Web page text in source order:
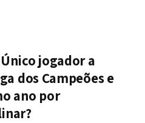
jogador a
dos Campeões e
ano por